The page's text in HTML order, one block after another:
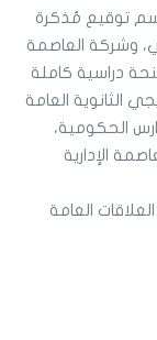
توقيع مُذكرة
وشركة العاصمة
للتنمية العُمرانية؛ بهدف تقديم 100 منحة دراسية كاملة
الثانوية العامة
الحكومية،
الإدارية
العامة